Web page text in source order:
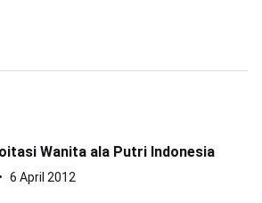
Wanita ala Putri Indonesia
6 April 2012